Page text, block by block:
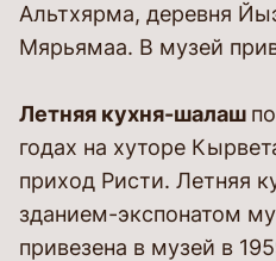
Альтхярма, деревня
Мярьямаа. В музей
Летняя кухня-шалаш
годах на хуторе
приход Ристи. Летняя
зданием-экспонатом
привезена в музей в